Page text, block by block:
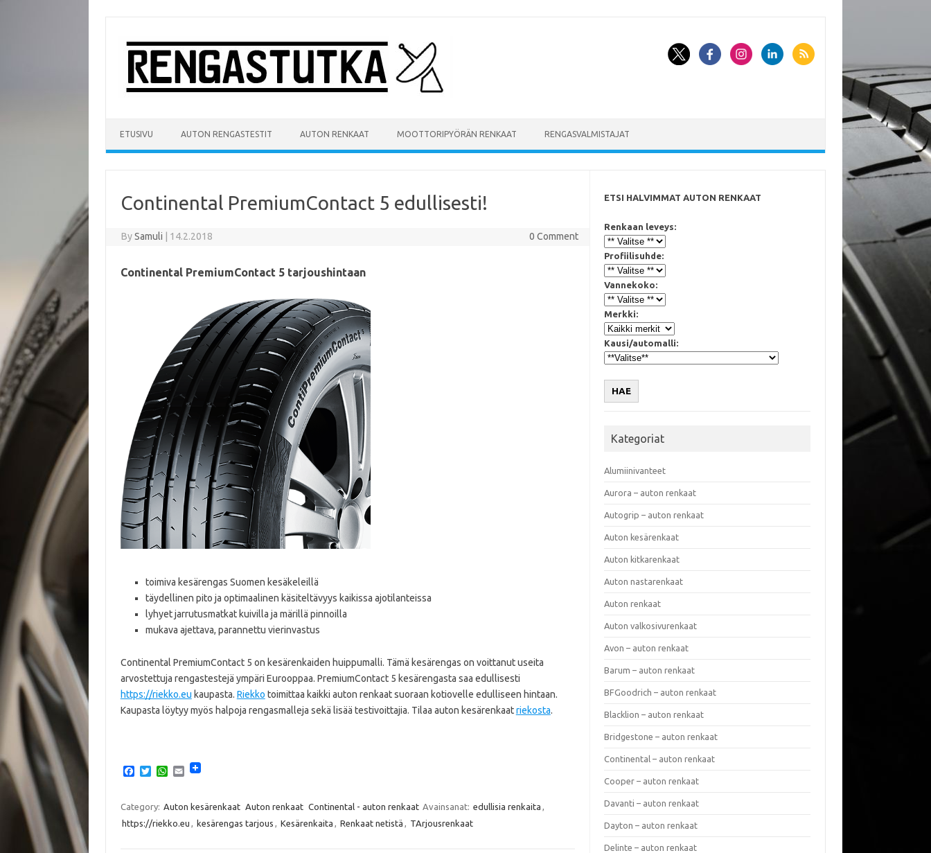
content
ETUSIVU AUTON RENGASTESTIT AUTON RENKAAT MOOTTORIPYÖRÄN RENKAAT RENGASVALMISTAJAT
Continental PremiumContact 5 edullisesti!
BySamuli 14.2.2018 0 Comment
Continental PremiumContact 5 tarjoushintaan
toimiva kesärengas Suomen kesäkeleillä
täydellinen pito ja optimaalinen käsiteltävyys kaikissa ajotilanteissa
lyhyet jarrutusmatkat kuivilla ja märillä pinnoilla
mukava ajettava, parannettu vierinvastus
Continental PremiumContact 5 on kesärenkaiden huippumalli. Tämä kesärengas on voittanut useita
arvostettuja rengastestejä ympäri Eurooppaa. PremiumContact 5 kesärengasta saa edullisesti
https://riekko.eu kaupasta. Riekko toimittaa kaikki auton renkaat suoraan kotiovelle edulliseen hintaan.
Kaupasta löytyy myös halpoja rengasmalleja sekä lisää testivoittajia. Tilaa auton kesärenkaatriekosta.
F
e
b
o
T
t
t
e
W
t
A
E
i
Category: Auton kesärenkaat Auton renkaat Continental - auton renkaat Avainsanat: edullisia renkaita ,
https://riekko.eu , kesärengas tarjous , Kesärenkaita , Renkaat netistä , TArjousrenkaat
ETSI HALVIMMAT AUTON RENKAAT
Renkaan leveys:
Profiilisuhde:
Vannekoko:
Merkki:
Kausi/automalli:
HAE
Kategoriat
Alumiinivanteet
Aurora – auton renkaat
Autogrip – auton renkaat
Auton kesärenkaat
Auton kitkarenkaat
Auton nastarenkaat
Auton renkaat
Auton valkosivurenkaat
Avon – auton renkaat
Barum – auton renkaat
BFGoodrich – auton renkaat
Blacklion – auton renkaat
Bridgestone – auton renkaat
Continental – auton renkaat
Cooper – auton renkaat
Davanti – auton renkaat
Dayton – auton renkaat
Delinte – auton renkaat